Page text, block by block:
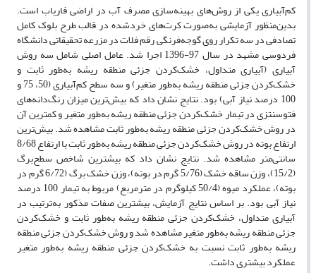
کم‌آبیاری یکی از روش‌های بهینه‌سازی مصرف آب در اراضی فاریاب است.
بدین‌منظور آزمایشی به‌صورت کرت‌های خرد‌شده در قالب طرح بلوک کامل
تصادفی در سه تکرار روی گوجه‌فرنگی رقم فلات در مزرعه تحقیقاتی دانشگاه
فردوسی مشهد در سال 97-1396 اجرا شد. عامل اصلی شامل سه روش‌
آبیاری (آبیاری متداول، خشک‌کردن جزئی منطقه ریشه به‌طور ثابت و
خشک‌کردن جزئی منطقه ریشه به‌طور متغیر) و سه سطح کم‌آبیاری (50، 75 و
100 درصد نیاز آبی) بود. نتایج نشان داد که بیش‌ترین میزان رنگ‌دانه‌های
فتوسنتزی در تیمار خشک‌کردن جزئی منطقه ریشه به‌طور متغیر و کمترین آن
در روش خشک‌کردن جزئی منطقه ریشه به‌طور ثابت مشاهده شد. بیش‌ترین
ارتفاع بوته در روش خشک‌کردن جزئی منطقه ریشه به‌طور ثابت با ارتفاع 8/68
سانتی‌متر مشاهده شد. نتایج نشان داد که بیشترین شاخص سطح‌برگ
(15/2)، وزن ساقه خشک (5/76 گرم در بوته)، وزن خشک برگ (6/72 گرم در
بوته)، عملکرد میوه (50/4 کیلوگرم در مترمربع) مربوط به تیمار 100 درصد
نیاز آبی بود. بر اساس نتایج آزمایش، بیشترین صفات مذکور به‌ترتیب در
آبیاری متداول، خشک‌کردن جزئی منطقه ریشه به‌طور ثابت و خشک‌کردن
جزئی منطقه ریشه به‌طور متغیر مشاهده شد و روش خشک‌کردن جزئی منطقه
ریشه به‌طور ثابت نسبت به خشک‌کردن جزئی منطقه ریشه به‌طور متغیر
عملکرد بیشتری داشت.